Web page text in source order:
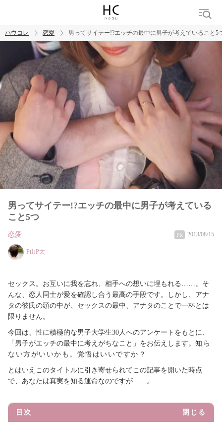
トレンド ワード
恋愛
ハウコレ 恋愛 男ってサイテー!?エッチの最中に男子が考えていること5
男ってサイテー!?エッチの最中に男子が考えている
こと5つ
恋愛 PR 2013/08/15
P山P太
セックス。お互いに我を忘れ、相手への想いに埋もれる……。そ
んな、恋人同士が愛を確認し合う最高の手段です。しかし、アナ
タの彼氏の頭の中が、セックスの最中、アナタのことで一杯とは
限りません。
今回は、性に積極的な男子大学生30人へのアンケートをもとに、
「男子がエッチの最中に考えがちなこと」をお伝えします。 知ら
ない方がいいかも。覚悟はいいですか？
とはいえこのタイトルに引き寄せられてこの記事を開いた時点
で、あなたは真実を知る運命なのですが……。
目次 閉じる